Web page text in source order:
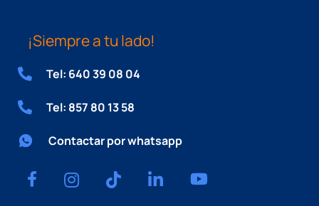
¡Siempre a tu lado!
Tel: 640 39 08 04
Tel: 857 80 13 58
Contactar por whatsapp